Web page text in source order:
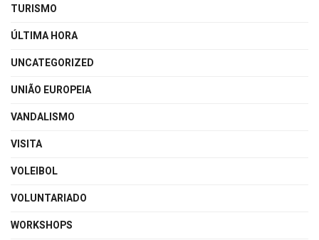
TURISMO
ÚLTIMA HORA
UNCATEGORIZED
UNIÃO EUROPEIA
VANDALISMO
VISITA
VOLEIBOL
VOLUNTARIADO
WORKSHOPS